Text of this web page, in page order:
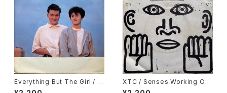
Everything But The Girl / T
hese Early Days
XTC / Senses Working Ov
ertime